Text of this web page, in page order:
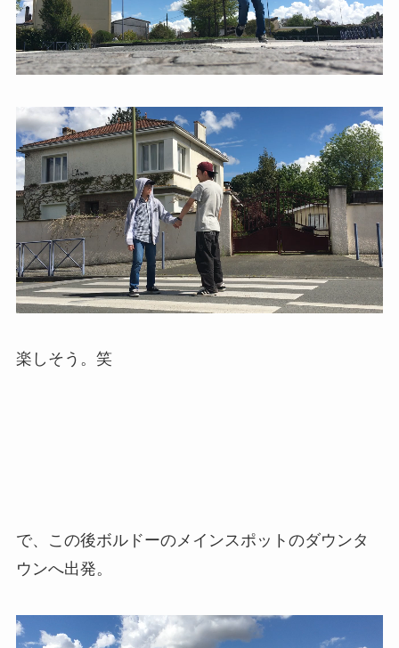
楽しそう。笑
で、この後ボルドーのメインスポットのダウンタ
ウンへ出発。